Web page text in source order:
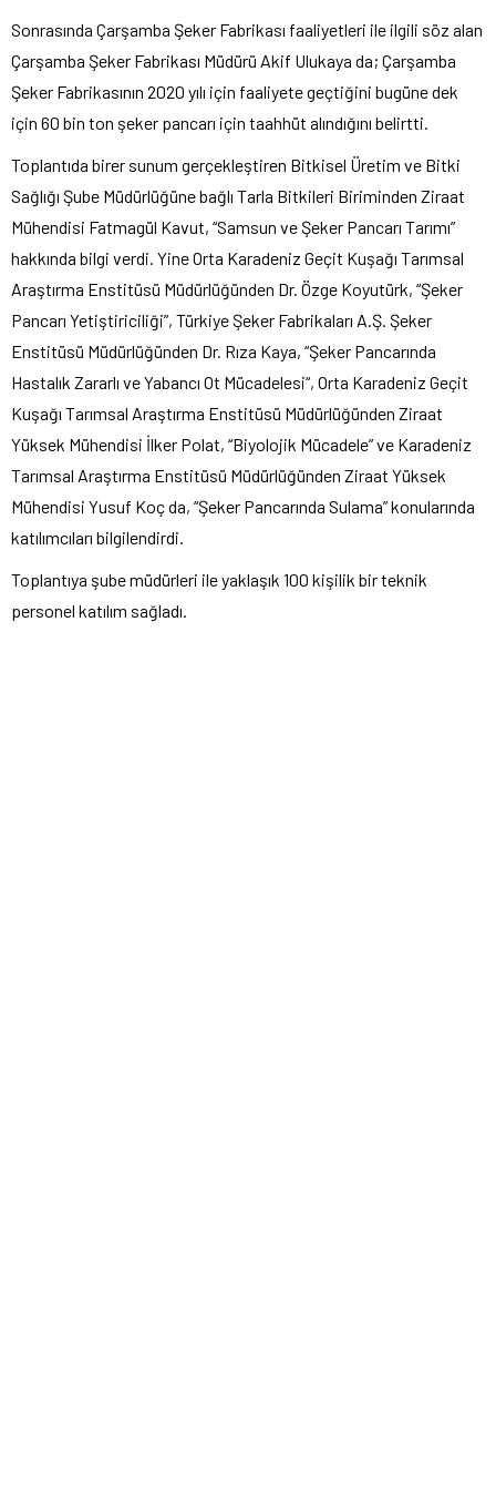
Sonrasında Çarşamba Şeker Fabrikası faaliyetleri ile ilgili söz alan
Çarşamba Şeker Fabrikası Müdürü Akif Ulukaya da; Çarşamba
Şeker Fabrikasının 2020 yılı için faaliyete geçtiğini bugüne dek
için 60 bin ton şeker pancarı için taahhüt alındığını belirtti.
Toplantıda birer sunum gerçekleştiren Bitkisel Üretim ve Bitki
Sağlığı Şube Müdürlüğüne bağlı Tarla Bitkileri Biriminden Ziraat
Mühendisi Fatmagül Kavut, “Samsun ve Şeker Pancarı Tarımı”
hakkında bilgi verdi. Yine Orta Karadeniz Geçit Kuşağı Tarımsal
Araştırma Enstitüsü Müdürlüğünden Dr. Özge Koyutürk, “Şeker
Pancarı Yetiştiriciliği”, Türkiye Şeker Fabrikaları A.Ş. Şeker
Enstitüsü Müdürlüğünden Dr. Rıza Kaya, “Şeker Pancarında
Hastalık Zararlı ve Yabancı Ot Mücadelesi“, Orta Karadeniz Geçit
Kuşağı Tarımsal Araştırma Enstitüsü Müdürlüğünden Ziraat
Yüksek Mühendisi İlker Polat, “Biyolojik Mücadele” ve Karadeniz
Tarımsal Araştırma Enstitüsü Müdürlüğünden Ziraat Yüksek
Mühendisi Yusuf Koç da, “Şeker Pancarında Sulama” konularında
katılımcıları bilgilendirdi.
Toplantıya şube müdürleri ile yaklaşık 100 kişilik bir teknik
personel katılım sağladı.